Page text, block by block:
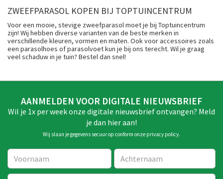
ZWEEFPARASOL KOPEN BIJ TOPTUINCENTRUM
Voor een mooie, stevige zweefparasol moet je bij Toptuincentrum
zijn! Wij hebben diverse varianten van de beste merken in
verschillende kleuren, vormen en maten. Ook voor accessoires zoals
een parasolhoes of parasolvoet kun je bij ons terecht. Wil je graag
veel schaduw in je tuin? Bestel dan snel!
AANMELDEN VOOR DIGITALE NIEUWSBRIEF
Wil je 1x per week onze digitale nieuwsbrief ontvangen? Meld
je dan hier aan!
Wij slaan je gegevens secuur op conform onze privacy policy.